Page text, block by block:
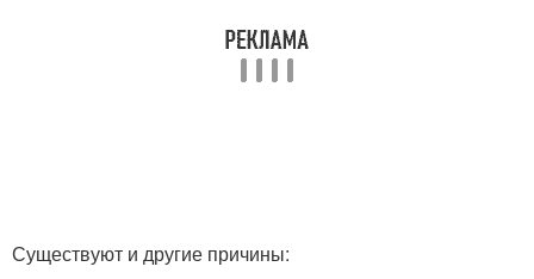
Существуют и другие причины: